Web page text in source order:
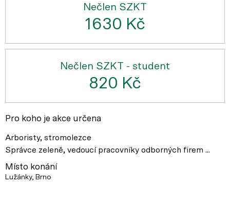
Nečlen SZKT
1630 Kč
Nečlen SZKT - student
820 Kč
Pro koho je akce určena
Arboristy, stromolezce
Správce zeleně, vedoucí pracovníky odborných firem ...
Místo konání
Lužánky, Brno